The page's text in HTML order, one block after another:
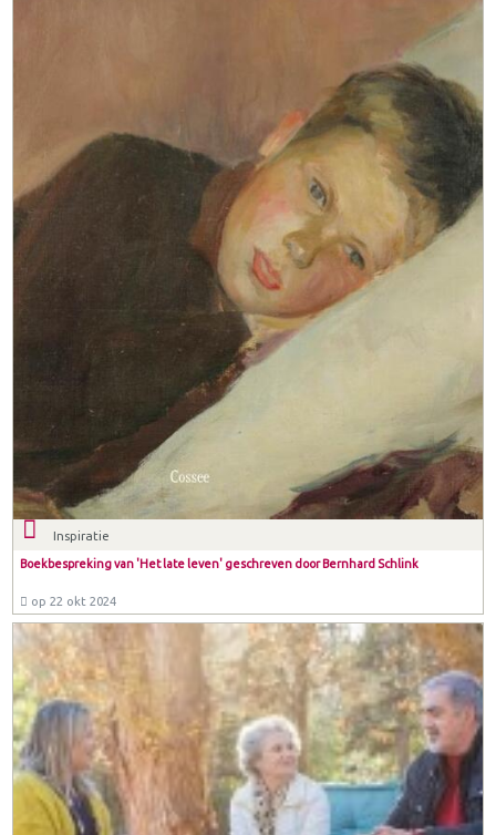
Inspiratie
Boekbespreking van 'Het late leven' geschreven door Bernhard Schlink
op 22 okt 2024